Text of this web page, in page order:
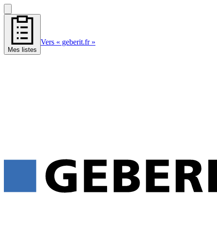
Mes listes
Vers « geberit.fr »